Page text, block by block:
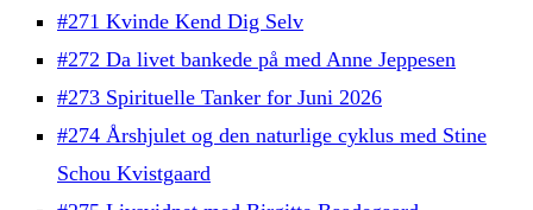
#271 Kvinde Kend Dig Selv
#272 Da livet bankede på med Anne Jeppesen
#273 Spirituelle Tanker for Juni 2026
#274 Årshjulet og den naturlige cyklus med Stine
Schou Kvistgaard